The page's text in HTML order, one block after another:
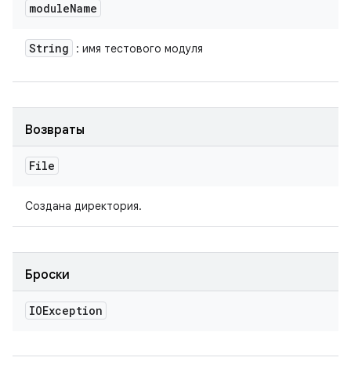
moduleName
String : имя тестового модуля
Возвраты
File
Создана директория.
Броски
IOException